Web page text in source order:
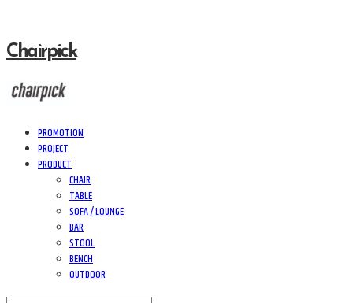
Chairpick
PROMOTION
PROJECT
PRODUCT
CHAIR
TABLE
SOFA / LOUNGE
BAR
STOOL
BENCH
OUTDOOR